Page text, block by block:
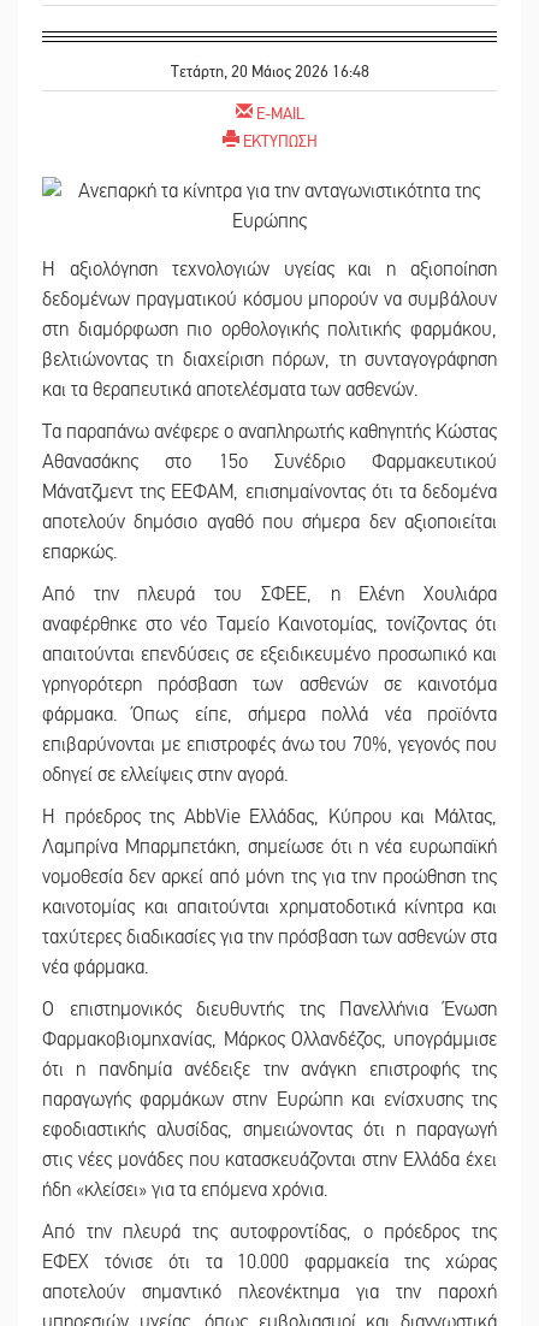
Τετάρτη, 20 Μάιος 2026 16:48
E-MAIL
ΕΚΤΥΠΩΣΗ
Η αξιολόγηση τεχνολογιών υγείας και η αξιοποίηση
δεδομένων πραγματικού κόσμου μπορούν να συμβάλουν
στη διαμόρφωση πιο ορθολογικής πολιτικής φαρμάκου,
βελτιώνοντας τη διαχείριση πόρων, τη συνταγογράφηση
και τα θεραπευτικά αποτελέσματα των ασθενών.
Τα παραπάνω ανέφερε ο αναπληρωτής καθηγητής Κώστας
Αθανασάκης στο 15ο Συνέδριο Φαρμακευτικού
Μάνατζμεντ της ΕΕΦΑΜ, επισημαίνοντας ότι τα δεδομένα
αποτελούν δημόσιο αγαθό που σήμερα δεν αξιοποιείται
επαρκώς.
Από την πλευρά του ΣΦΕΕ, η Ελένη Χουλιάρα
αναφέρθηκε στο νέο Ταμείο Καινοτομίας, τονίζοντας ότι
απαιτούνται επενδύσεις σε εξειδικευμένο προσωπικό και
γρηγορότερη πρόσβαση των ασθενών σε καινοτόμα
φάρμακα. Όπως είπε, σήμερα πολλά νέα προϊόντα
επιβαρύνονται με επιστροφές άνω του 70%, γεγονός που
οδηγεί σε ελλείψεις στην αγορά.
Η πρόεδρος της AbbVie Ελλάδας, Κύπρου και Μάλτας,
Λαμπρίνα Μπαρμπετάκη, σημείωσε ότι η νέα ευρωπαϊκή
νομοθεσία δεν αρκεί από μόνη της για την προώθηση της
καινοτομίας και απαιτούνται χρηματοδοτικά κίνητρα και
ταχύτερες διαδικασίες για την πρόσβαση των ασθενών στα
νέα φάρμακα.
Ο επιστημονικός διευθυντής της Πανελλήνια Ένωση
Φαρμακοβιομηχανίας, Μάρκος Ολλανδέζος, υπογράμμισε
ότι η πανδημία ανέδειξε την ανάγκη επιστροφής της
παραγωγής φαρμάκων στην Ευρώπη και ενίσχυσης της
εφοδιαστικής αλυσίδας, σημειώνοντας ότι η παραγωγή
στις νέες μονάδες που κατασκευάζονται στην Ελλάδα έχει
ήδη «κλείσει» για τα επόμενα χρόνια.
Από την πλευρά της αυτοφροντίδας, ο πρόεδρος της
ΕΦΕΧ τόνισε ότι τα 10.000 φαρμακεία της χώρας
αποτελούν σημαντικό πλεονέκτημα για την παροχή